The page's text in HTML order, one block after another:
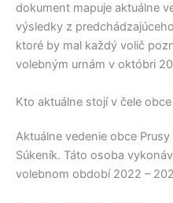
dokument mapuje aktuálne
výsledky z
ktoré by mal každý volič
volebným urnám v októbri
Kto aktuálne stojí v čele obce
Aktuálne vedenie obce Prusy
Súkeník. Táto osoba
volebnom období 2022 –